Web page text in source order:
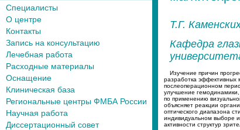
Специалисты
О центре
Контакты
Запись на консультацию
Лечебная работа
Расходные материалы
Оснащение
Клиническая база
Региональные центры ФМБА России
Научная работа
Диссертационный совет
Т.Г.
Кафедра
Изучение причин
разработка эффективных
послеоперационном
улучшение
по применению
объясняет реакции
оптического диапазона
индивидуальном выборе и
активности структур